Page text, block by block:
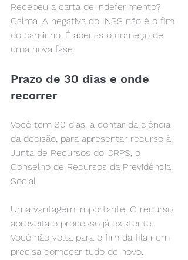
Recebeu a carta de indeferimento?
Calma. A negativa do INSS não é o fim
do caminho. É apenas o começo de
uma nova fase.
Prazo de 30 dias e onde
recorrer
Você tem 30 dias, a contar da ciência
da decisão, para apresentar recurso à
Junta de Recursos do CRPS, o
Conselho de Recursos da Previdência
Social.
Uma vantagem importante: O recurso
aproveita o processo já existente.
Você não volta para o fim da fila nem
precisa começar tudo de novo.